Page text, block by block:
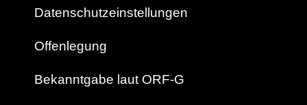
Datenschutzeinstellungen
Offenlegung
Bekanntgabe laut ORF-G